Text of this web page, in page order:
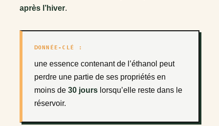
après l’hiver.
DONNÉE-CLÉ :
une essence contenant de l’éthanol peut
perdre une partie de ses propriétés en
moins de 30 jours lorsqu’elle reste dans le
réservoir.